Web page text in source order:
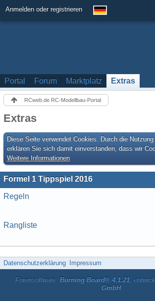
Anmelden oder registrieren
Portal Forum Marktplatz Extras
RCweb.de RC-Modellbau-Portal
Extras
Diese Seite verwendet Cookies. Durch die
erklären Sie sich damit einverstanden, dass wir
Weitere Informationen
Formel 1 Tippspiel 2016
Regeln
Rangliste
Datenschutzerklärung Impressum
Forensoftware: Burning Board® 4.1.21,
GmbH